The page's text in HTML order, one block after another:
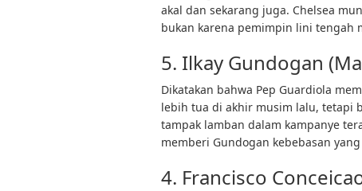
akal dan sekarang juga. Chelsea
bukan karena pemimpin lini tengah
5. Ilkay Gundogan
Dikatakan bahwa Pep Guardiola
lebih tua di akhir musim lalu, tetapi
tampak lamban dalam kampanye
memberi Gundogan kebebasan
4. Francisco